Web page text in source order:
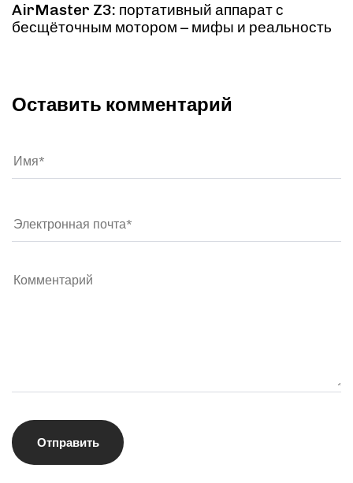
AirMaster Z3: портативный аппарат с
бесщёточным мотором – мифы и реальность
Оставить комментарий